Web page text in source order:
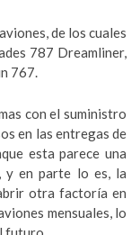
de los cuales
787 Dreamliner,
767.
con el suministro
en las entregas de
esta parece una
y en parte lo es, la
otra factoría en
mensuales, lo